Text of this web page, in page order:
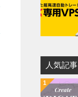
人気記事